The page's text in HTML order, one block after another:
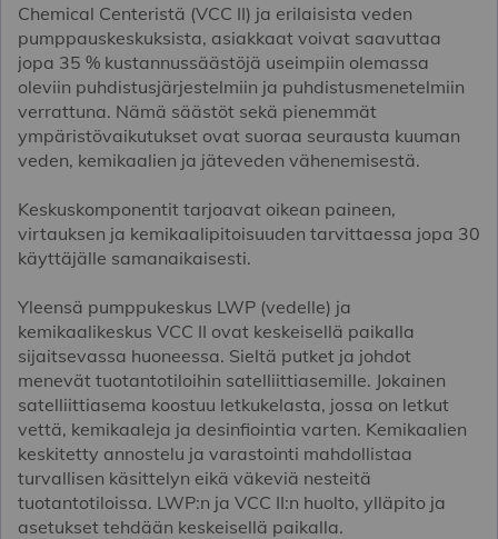
Chemical Centeristä (VCC II) ja erilaisista veden
pumppauskeskuksista, asiakkaat voivat saavuttaa
jopa 35 % kustannussäästöjä useimpiin olemassa
oleviin puhdistusjärjestelmiin ja puhdistusmenetelmiin
verrattuna. Nämä säästöt sekä pienemmät
ympäristövaikutukset ovat suoraa seurausta kuuman
veden, kemikaalien ja jäteveden vähenemisestä.
Keskuskomponentit tarjoavat oikean paineen,
virtauksen ja kemikaalipitoisuuden tarvittaessa jopa 30
käyttäjälle samanaikaisesti.
Yleensä pumppukeskus LWP (vedelle) ja
kemikaalikeskus VCC II ovat keskeisellä paikalla
sijaitsevassa huoneessa. Sieltä putket ja johdot
menevät tuotantotiloihin satelliittiasemille. Jokainen
satelliittiasema koostuu letkukelasta, jossa on letkut
vettä, kemikaaleja ja desinfiointia varten. Kemikaalien
keskitetty annostelu ja varastointi mahdollistaa
turvallisen käsittelyn eikä väkeviä nesteitä
tuotantotiloissa. LWP:n ja VCC II:n huolto, ylläpito ja
asetukset tehdään keskeisellä paikalla.